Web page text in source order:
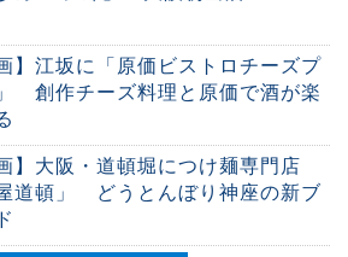
】江坂に「原価ビストロチーズプ
創作チーズ料理と原価で酒が楽
】大阪・道頓堀につけ麺専門店
道頓」 どうとんぼり神座の新ブ